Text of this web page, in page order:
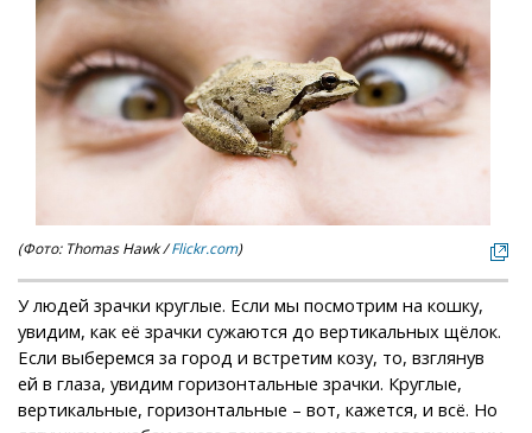
(Фото: Thomas Hawk /Flickr.com)
У людей зрачки круглые. Если мы посмотрим на кошку,
увидим, как её зрачки сужаются до вертикальных щёлок.
Если выберемся за город и встретим козу, то, взглянув
ей в глаза, увидим горизонтальные зрачки. Круглые,
вертикальные, горизонтальные – вот, кажется, и всё. Но